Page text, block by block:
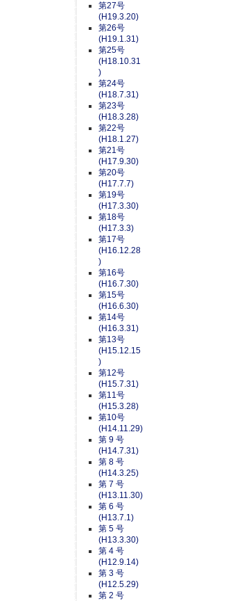
第27号
(H19.3.20)
第26号
(H19.1.31)
第25号
(H18.10.31
)
第24号
(H18.7.31)
第23号
(H18.3.28)
第22号
(H18.1.27)
第21号
(H17.9.30)
第20号
(H17.7.7)
第19号
(H17.3.30)
第18号
(H17.3.3)
第17号
(H16.12.28
)
第16号
(H16.7.30)
第15号
(H16.6.30)
第14号
(H16.3.31)
第13号
(H15.12.15
)
第12号
(H15.7.31)
第11号
(H15.3.28)
第10号
(H14.11.29)
第 9 号
(H14.7.31)
第 8 号
(H14.3.25)
第 7 号
(H13.11.30)
第 6 号
(H13.7.1)
第 5 号
(H13.3.30)
第 4 号
(H12.9.14)
第 3 号
(H12.5.29)
第 2 号